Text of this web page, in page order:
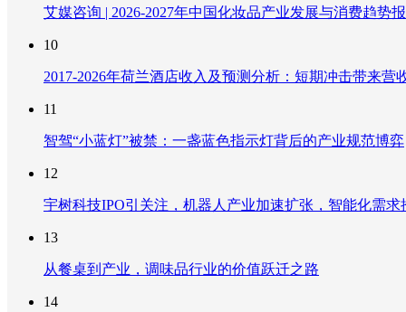
艾媒咨询 | 2026-2027年中国化妆品产业发展与消费趋势
10
2017-2026年荷兰酒店收入及预测分析：短期冲击带来
11
智驾“小蓝灯”被禁：一盏蓝色指示灯背后的产业规范博弈
12
宇树科技IPO引关注，机器人产业加速扩张，智能化需求
13
从餐桌到产业，调味品行业的价值跃迁之路
14